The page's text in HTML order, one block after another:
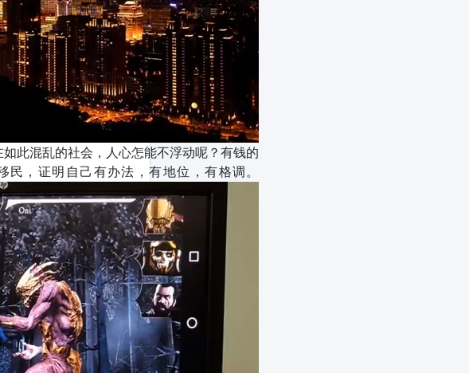
此混乱的社会，人心怎能不浮动呢？有钱的
，证明自己有办法，有地位，有格调。